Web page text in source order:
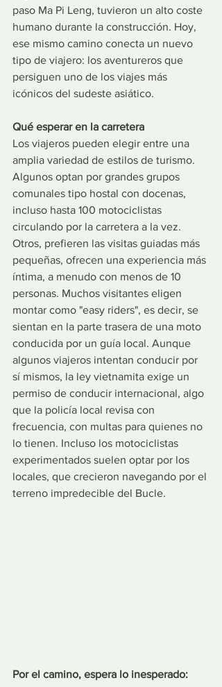
paso Ma Pi Leng, tuvieron un alto coste
humano durante la construcción. Hoy,
ese mismo camino conecta un nuevo
tipo de viajero: los aventureros que
persiguen uno de los viajes más
icónicos del sudeste asiático.
Qué esperar en la carretera
Los viajeros pueden elegir entre una
amplia variedad de estilos de turismo.
Algunos optan por grandes grupos
comunales tipo hostal con docenas,
incluso hasta 100 motociclistas
circulando por la carretera a la vez.
Otros, prefieren las visitas guiadas más
pequeñas, ofrecen una experiencia más
íntima, a menudo con menos de 10
personas. Muchos visitantes eligen
montar como "easy riders", es decir, se
sientan en la parte trasera de una moto
conducida por un guía local. Aunque
algunos viajeros intentan conducir por
sí mismos, la ley vietnamita exige un
permiso de conducir internacional, algo
que la policía local revisa con
frecuencia, con multas para quienes no
lo tienen. Incluso los motociclistas
experimentados suelen optar por los
locales, que crecieron navegando por el
terreno impredecible del Bucle.
Por el camino, espera lo inesperado: